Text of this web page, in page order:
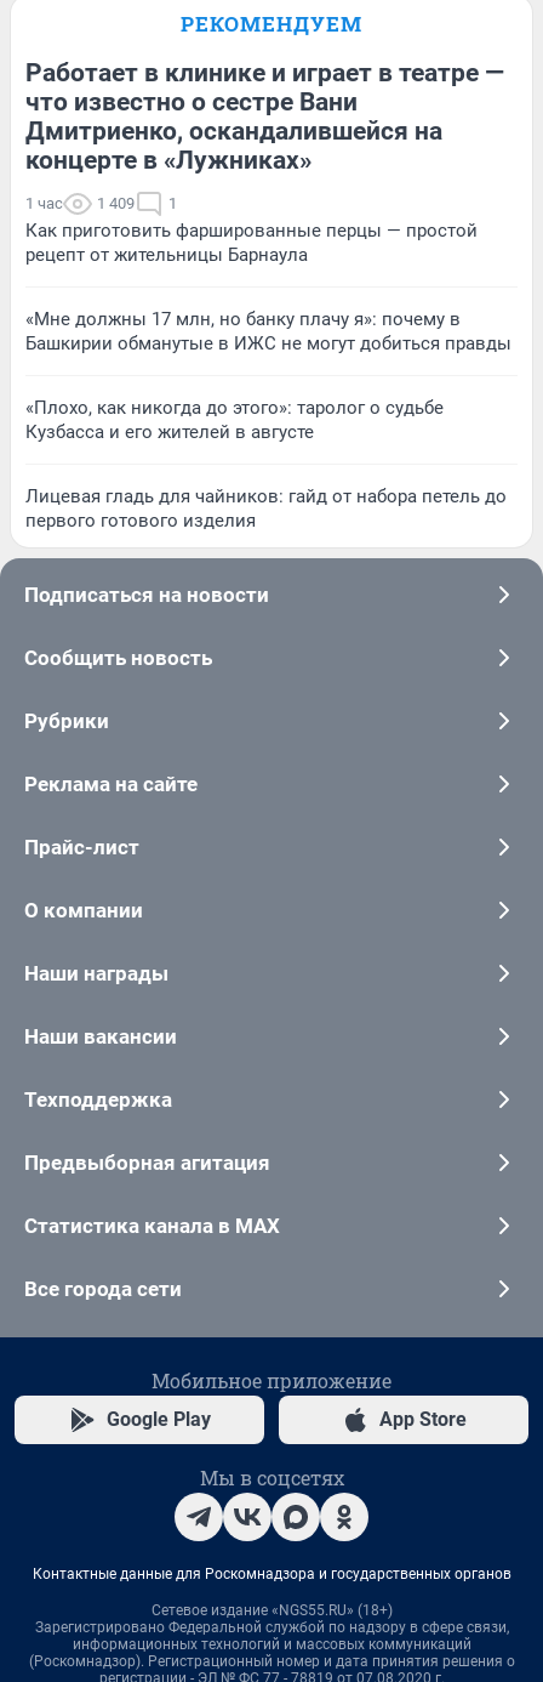
РЕКОМЕНДУЕМ
Работает в клинике и играет в театре —
что известно о сестре Вани
Дмитриенко, оскандалившейся на
концерте в «Лужниках»
1 час 1 409 1
Как приготовить фаршированные перцы — простой
рецепт от жительницы Барнаула
«Мне должны 17 млн, но банку плачу я»: почему в
Башкирии обманутые в ИЖС не могут добиться правды
«Плохо, как никогда до этого»: таролог о судьбе
Кузбасса и его жителей в августе
Лицевая гладь для чайников: гайд от набора петель до
первого готового изделия
Подписаться на новости
Сообщить новость
Рубрики
Реклама на сайте
Прайс-лист
О компании
Наши награды
Наши вакансии
Техподдержка
Предвыборная агитация
Статистика канала в MAX
Все города сети
Мобильное приложение
Google Play App Store
Мы в соцсетях
Контактные данные для Роскомнадзора и государственных органов
Сетевое издание «NGS55.RU» (18+)
Зарегистрировано Федеральной службой по надзору в сфере связи,
информационных технологий и массовых коммуникаций
(Роскомнадзор). Регистрационный номер и дата принятия решения о
регистрации - ЭЛ № ФС 77 - 78819 от 07.08.2020 г.